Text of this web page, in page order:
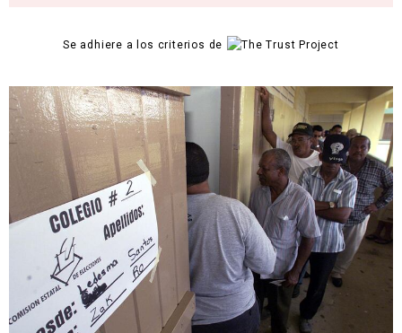
Se adhiere a los criterios de